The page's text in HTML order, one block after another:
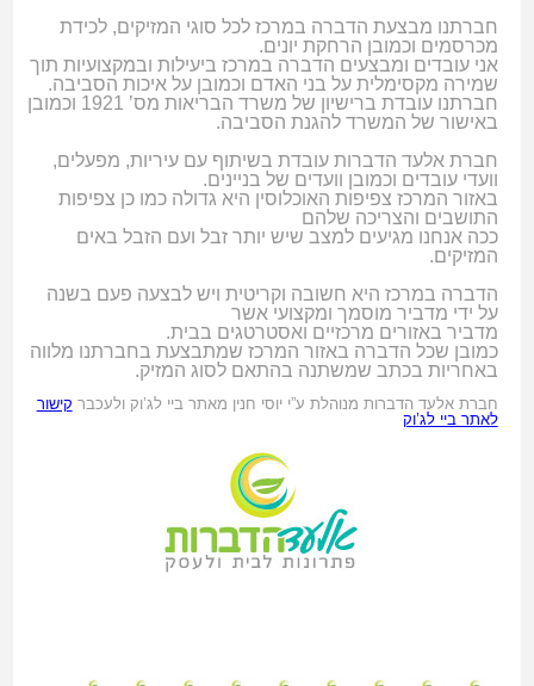
חברתנו מבצעת הדברה במרכז לכל סוגי המזיקים, לכידת
מכרסמים וכמובן הרחקת יונים.
אני עובדים ומבצעים הדברה במרכז ביעילות ובמקצועיות תוך
שמירה מקסימלית על בני האדם וכמובן על איכות הסביבה.
חברתנו עובדת ברישיון של משרד הבריאות מס’ 1921 וכמובן
באישור של המשרד להגנת הסביבה.
חברת אלעד הדברות עובדת בשיתוף עם עיריות, מפעלים,
וועדי עובדים וכמובן וועדים של בניינים.
באזור המרכז צפיפות האוכלוסין היא גדולה כמו כן צפיפות
התושבים והצריכה שלהם
ככה אנחנו מגיעים למצב שיש יותר זבל ועם הזבל באים
המזיקים.
הדברה במרכז היא חשובה וקריטית ויש לבצעה פעם בשנה
על ידי מדביר מוסמך ומקצועי אשר
מדביר באזורים מרכזיים ואסטרטגים בבית.
כמובן שכל הדברה באזור המרכז שמתבצעת בחברתנו מלווה
באחריות בכתב שמשתנה בהתאם לסוג המזיק.
חברת אלעד הדברות מנוהלת ע”י יוסי חנין מאתר ביי לג’וק ולעכבר קישור
לאתר ביי לג’וק